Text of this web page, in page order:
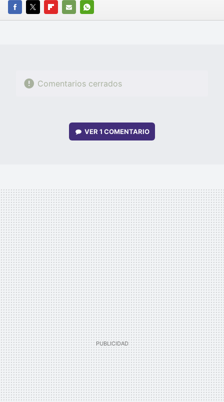
FACEBOOK
TWITTERFLIPBOARD
E-
WHATSAPP
Comentarios cerrados
VER 1 COMENTARIO